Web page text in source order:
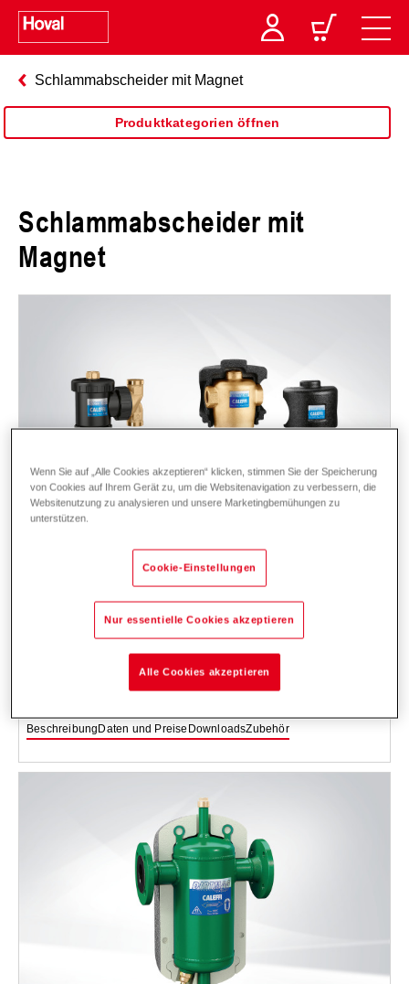
Schlammabscheider mit Magnet
Produktkategorien öffnen
Schlammabscheider mit
Magnet
Schlammabscheider mit Magnet DM 25-50
Gehäuse und Anschlüsse aus Messing, zur schnellen und
kontinuierlichen Entfernung ferromagnetischer und nicht magnetischer
Schmutz- und Schlammpartikel.
Einsatzbereich: Anlagen mit Wasser (max. Glycolanteil bis 50 %) - für
Beschreibung Daten und Preise DownloadsZubehör
Wenn Sie auf „Alle Cookies akzeptieren“ klicken, stimmen Sie der Speicherung
von Cookies auf Ihrem Gerät zu, um die Websitenavigation zu verbessern, die
Websitenutzung zu analysieren und unsere Marketingbemühungen zu
unterstützen.
Cookie-Einstellungen
Nur essentielle Cookies akzeptieren
Alle Cookies akzeptieren